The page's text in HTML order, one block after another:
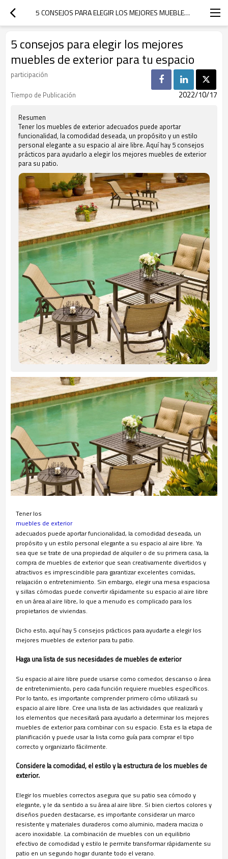
5 CONSEJOS PARA ELEGIR LOS MEJORES MUEBLES DE EXTERIOR PARA TU ESPACIO
5 consejos para elegir los mejores
muebles de exterior para tu espacio
participación
Tiempo de Publicación
2022/10/17
Resumen
Tener los muebles de exterior adecuados puede aportar
funcionalidad, la comodidad deseada, un propósito y un estilo
personal elegante a su espacio al aire libre. Aquí hay 5 consejos
prácticos para ayudarlo a elegir los mejores muebles de exterior
para su patio.
Tener los
muebles de exterior
adecuados puede aportar funcionalidad, la comodidad deseada, un
propósito y un estilo personal elegante a su espacio al aire libre. Ya
sea que se trate de una propiedad de alquiler o de su primera casa, la
compra de muebles de exterior que sean creativamente divertidos y
atractivos es imprescindible para garantizar excelentes comidas,
relajación o entretenimiento. Sin embargo, elegir una mesa espaciosa
y sillas cómodas puede convertir rápidamente su espacio al aire libre
en un área al aire libre, lo que a menudo es complicado para los
propietarios de viviendas.
Dicho esto, aquí hay 5 consejos prácticos para ayudarte a elegir los
mejores muebles de exterior para tu patio.
Haga una lista de sus necesidades de muebles de exterior
Su espacio al aire libre puede usarse como comedor, descanso o área
de entretenimiento, pero cada función requiere muebles específicos.
Por lo tanto, es importante comprender primero cómo utilizará su
espacio al aire libre. Cree una lista de las actividades que realizará y
los elementos que necesitará para ayudarlo a determinar los mejores
muebles de exterior para combinar con su espacio. Esta es la etapa de
planificación y puede usar la lista como guía para comprar el tipo
correcto y organizarlo fácilmente.
Considere la comodidad, el estilo y la estructura de los muebles de
exterior.
Elegir los muebles correctos asegura que su patio sea cómodo y
elegante, y le da sentido a su área al aire libre. Si bien ciertos colores y
diseños pueden destacarse, es importante considerar un marco
resistente y materiales duraderos como aluminio, madera maciza o
acero inoxidable. La combinación de muebles con un equilibrio
efectivo de comodidad y estilo le permite transformar rápidamente su
patio en un segundo hogar durante todo el verano.